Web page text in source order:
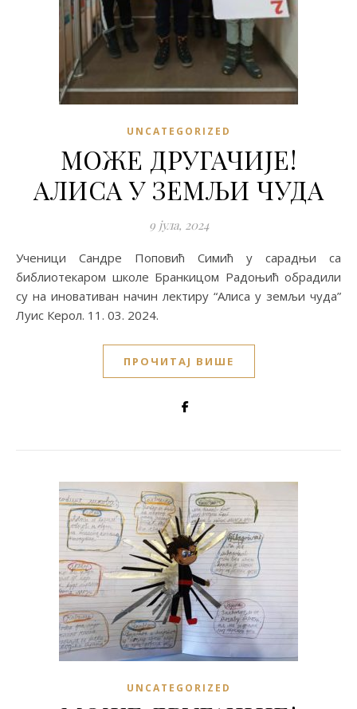
UNCATEGORIZED
МОЖЕ ДРУГАЧИЈЕ!
АЛИСА У ЗЕМЉИ ЧУДА
9 јула, 2024
Ученици Сандре Поповић Симић у сарадњи са
библиотекаром школе Бранкицом Радоњић обрадили
су на иновативан начин лектиру “Алиса у земљи чуда”
Луис Керол. 11. 03. 2024.
ПРОЧИТАЈ ВИШЕ
UNCATEGORIZED